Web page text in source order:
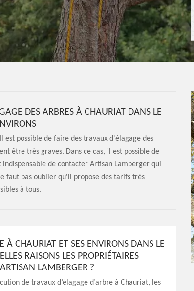
DES ARBRES À CHAURIAT DANS LE
est possible de faire des travaux d'élagage des
être très graves. Dans ce cas, il est possible de
de contacter Artisan Lamberger qui
faut pas oublier qu'il propose des tarifs très
à tous.
À CHAURIAT ET SES ENVIRONS DANS LE
RAISONS LES PROPRIÉTAIRES
LAMBERGER ?
de travaux d’élagage d’arbre à Chauriat, les